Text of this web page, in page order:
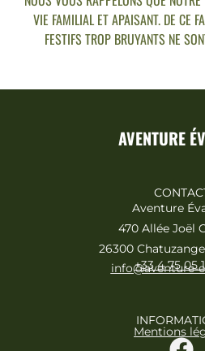
VIE FAMILIAL ET APAISANT. DE CE
FESTIFS TROP BRUYANTS NE
AVENTURE
Aventure
470 Allée Joël
26300
+33 4 75 05
info@aventure-
Mentions